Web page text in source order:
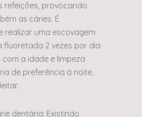
refeições, provocando
as cáries. É
realizar uma escovagem
fluoretada 2 vezes por dia
a idade e limpeza
de preferência à noite,
Existindo